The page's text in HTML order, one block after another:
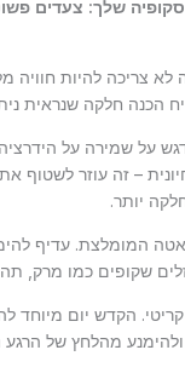
שלך: צעדים
לא צריכה להיות
הכנה חלקה שנראית
על שמירה על
– זה עוזר לשטוף
יותר.
המומלצת. עדיף
שקופים כמו מרק, תה
הקדש יום מיוחד
מהלחץ של הרגע